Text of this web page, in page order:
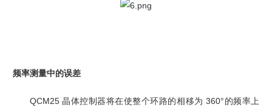
频率测量中的误差
QCM25 晶体控制器将在使整个环路的相移为 360°的频率上